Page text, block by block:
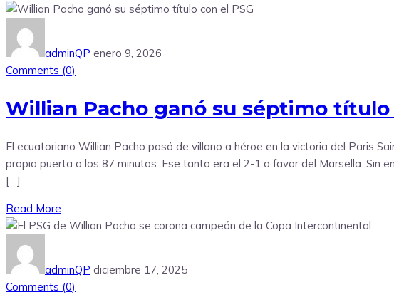
adminQP enero 9, 2026
Comments (0)
Willian Pacho ganó su séptimo título
El ecuatoriano Willian Pacho pasó de villano a héroe en la victoria del Paris
propia puerta a los 87 minutos. Ese tanto era el 2-1 a favor del Marsella. Sin
[…]
Read More
adminQP diciembre 17, 2025
Comments (0)